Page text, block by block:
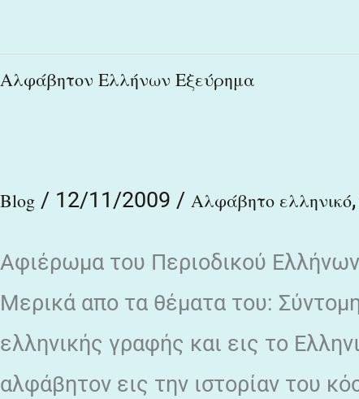
Αλφάβητον Ελλήνων Εξεύρημα
Blog / 12/11/2009 / Αλφάβητο ελληνικό,
Αφιέρωμα του Περιοδικού
Μερικά απο τα θέματα του:
ελληνικής γραφής και εις το
αλφάβητον εις την ιστορίαν του
Αλφάβητον